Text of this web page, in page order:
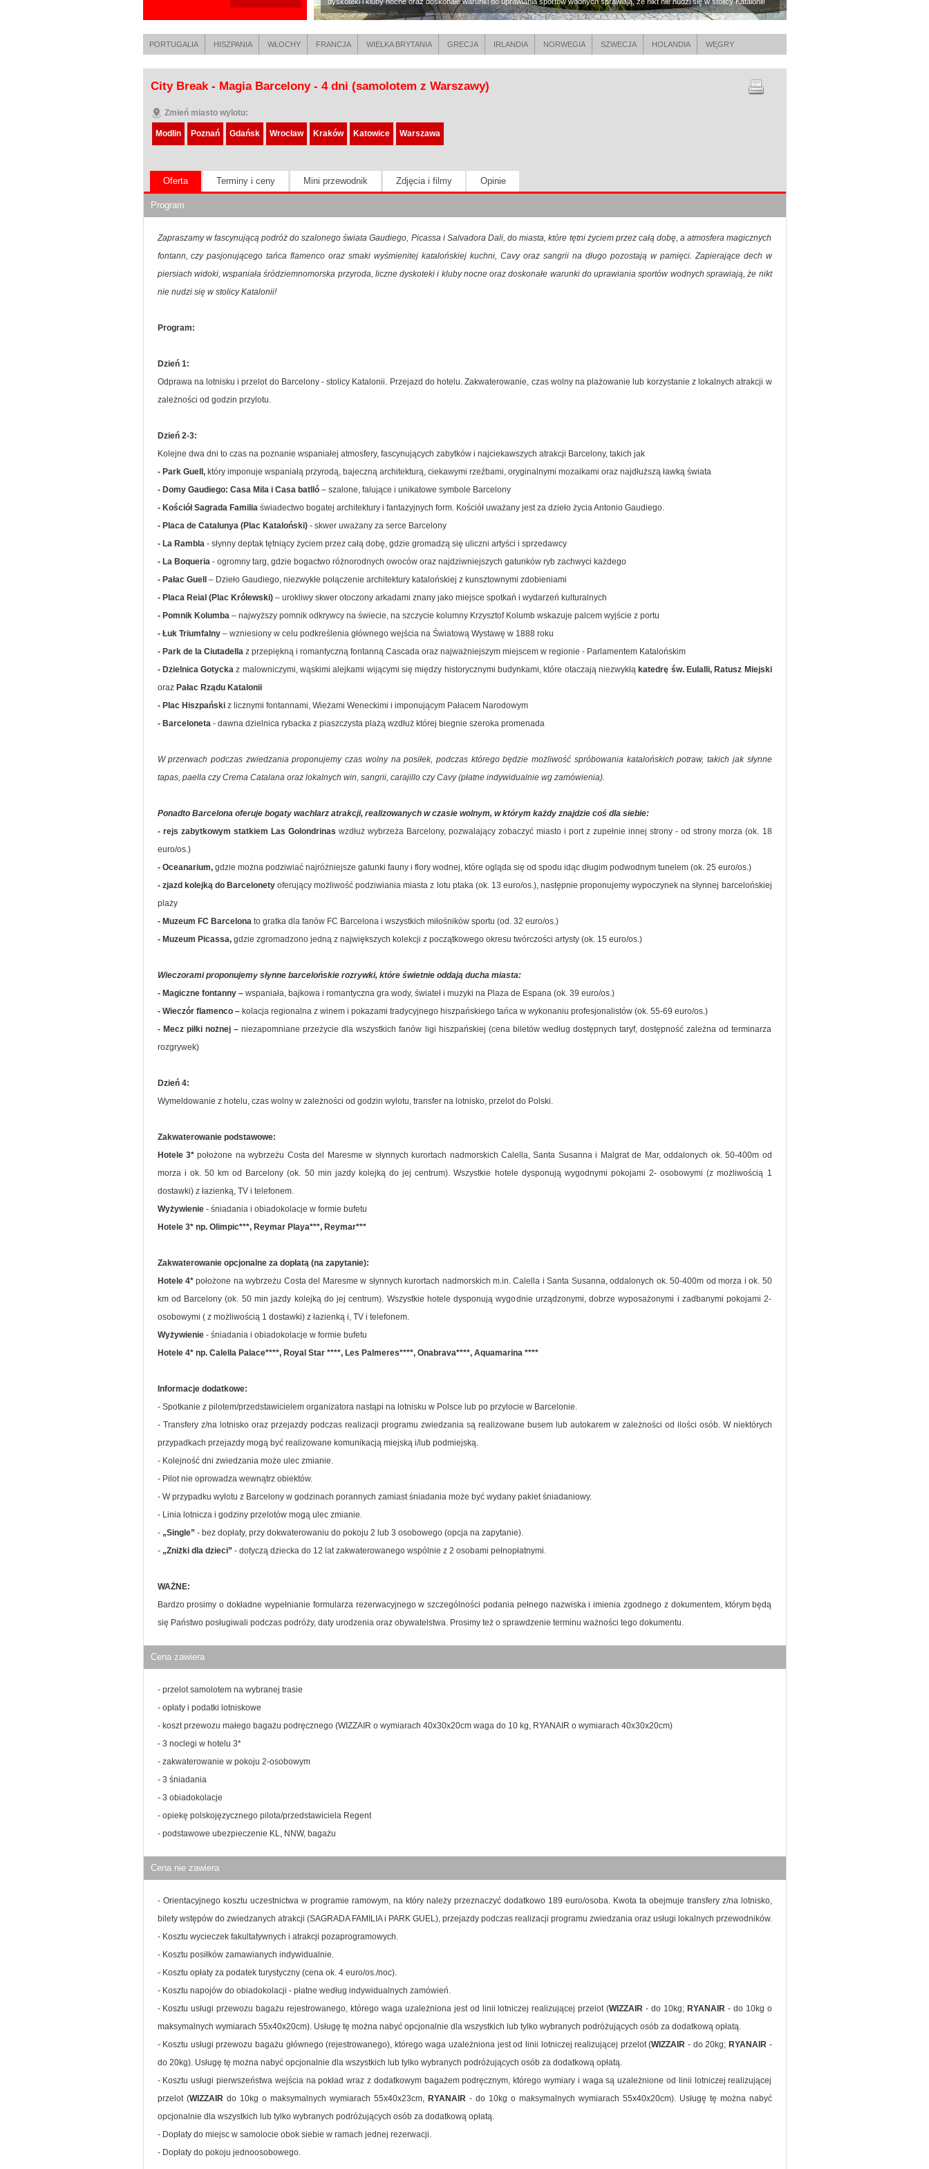
PORTUGALIA HISZPANIA WŁOCHY FRANCJA WIELKA BRYTANIA GRECJA IRLANDIA NORWEGIA SZWECJA HOLANDIA WĘGRY
City Break - Magia Barcelony - 4 dni (samolotem z Warszawy)
Zmień miasto wylotu:
Modlin Poznań Gdańsk Wrocław Kraków Katowice Warszawa
Oferta Terminy i ceny Mini przewodnik Zdjęcia i filmy Opinie
Program
Zapraszamy w fascynującą podróż do szalonego świata Gaudiego, Picassa i Salvadora Dali, do miasta, które tętni życiem przez całą dobę, a atmosfera magicznych
fontann, czy pasjonującego tańca flamenco oraz smaki wyśmienitej katalońskiej kuchni, Cavy oraz sangrii na długo pozostają w pamięci. Zapierające dech w
piersiach widoki, wspaniała śródziemnomorska przyroda, liczne dyskoteki i kluby nocne oraz doskonałe warunki do uprawiania sportów wodnych sprawiają, że nikt
nie nudzi się w stolicy Katalonii!
Program:
Dzień 1:
Odprawa na lotnisku i przelot do Barcelony - stolicy Katalonii. Przejazd do hotelu. Zakwaterowanie, czas wolny na plażowanie lub korzystanie z lokalnych atrakcji w
zależności od godzin przylotu.
Dzień 2-3:
Kolejne dwa dni to czas na poznanie wspaniałej atmosfery, fascynujących zabytków i najciekawszych atrakcji Barcelony, takich jak
- Park Guell, który imponuje wspaniałą przyrodą, bajeczną architekturą, ciekawymi rzeźbami, oryginalnymi mozaikami oraz najdłuższą ławką świata
- Domy Gaudiego: Casa Mila i Casa batlló – szalone, falujące i unikatowe symbole Barcelony
- Kościół Sagrada Familia świadectwo bogatej architektury i fantazyjnych form. Kościół uważany jest za dzieło życia Antonio Gaudiego.
- Placa de Catalunya (Plac Kataloński) - skwer uważany za serce Barcelony
- La Rambla - słynny deptak tętniący życiem przez całą dobę, gdzie gromadzą się uliczni artyści i sprzedawcy
- La Boqueria - ogromny targ, gdzie bogactwo różnorodnych owoców oraz najdziwniejszych gatunków ryb zachwyci każdego
- Pałac Guell – Dzieło Gaudiego, niezwykłe połączenie architektury katalońskiej z kunsztownymi zdobieniami
- Placa Reial (Plac Królewski) – urokliwy skwer otoczony arkadami znany jako miejsce spotkań i wydarzeń kulturalnych
- Pomnik Kolumba – najwyższy pomnik odkrywcy na świecie, na szczycie kolumny Krzysztof Kolumb wskazuje palcem wyjście z portu
- Łuk Triumfalny – wzniesiony w celu podkreślenia głównego wejścia na Światową Wystawę w 1888 roku
- Park de la Ciutadellaz przepiękną i romantyczną fontanną Cascada oraz najważniejszym miejscem w regionie - Parlamentem Katalońskim
- Dzielnica Gotyckaz malowniczymi, wąskimi alejkami wijącymi się między historycznymi budynkami, które otaczają niezwykłą katedrę św. Eulalli, Ratusz Miejski
oraz Pałac Rządu Katalonii
- Plac Hiszpański z licznymi fontannami, Wieżami Weneckimi i imponującym Pałacem Narodowym
- Barceloneta - dawna dzielnica rybacka z piaszczysta plażą wzdłuż której biegnie szeroka promenada
W przerwach podczas zwiedzania proponujemy czas wolny na posiłek, podczas którego będzie możliwość spróbowania katalońskich potraw, takich jak słynne
tapas, paella czy Crema Catalana oraz lokalnych win, sangrii, carajillo czy Cavy (płatne indywidualnie wg zamówienia).
Ponadto Barcelona oferuje bogaty wachlarz atrakcji, realizowanych w czasie wolnym, w którym każdy znajdzie coś dla siebie:
- rejs zabytkowym statkiem Las Golondrinas wzdłuż wybrzeża Barcelony, pozwalający zobaczyć miasto i port z zupełnie innej strony - od strony morza (ok. 18
euro/os.)
- Oceanarium, gdzie można podziwiać najróżniejsze gatunki fauny i flory wodnej, które ogląda się od spodu idąc długim podwodnym tunelem (ok. 25 euro/os.)
- zjazd kolejką do Barcelonety oferujący możliwość podziwiania miasta z lotu ptaka (ok. 13 euro/os.), następnie proponujemy wypoczynek na słynnej barcelońskiej
plaży
- Muzeum FC Barcelonato gratka dla fanów FC Barcelona i wszystkich miłośników sportu (od. 32 euro/os.)
- Muzeum Picassa, gdzie zgromadzono jedną z największych kolekcji z początkowego okresu twórczości artysty (ok. 15 euro/os.)
Wieczorami proponujemy słynne barcelońskie rozrywki, które świetnie oddają ducha miasta:
- Magiczne fontanny –wspaniała, bajkowa i romantyczna gra wody, świateł i muzyki na Plaza de Espana (ok. 39 euro/os.)
- Wieczór flamenco –kolacja regionalna z winem i pokazami tradycyjnego hiszpańskiego tańca w wykonaniu profesjonalistów (ok. 55-69 euro/os.)
- Mecz piłki nożnej – niezapomniane przeżycie dla wszystkich fanów ligi hiszpańskiej (cena biletów według dostępnych taryf, dostępność zależna od terminarza
rozgrywek)
Dzień 4:
Wymeldowanie z hotelu, czas wolny w zależności od godzin wylotu, transfer na lotnisko, przelot do Polski.
Zakwaterowanie podstawowe:
Hotele 3*położone na wybrzeżu Costa del Maresme w słynnych kurortach nadmorskich Calella, Santa Susanna i Malgrat de Mar, oddalonych ok. 50-400m od
morza i ok. 50 km od Barcelony (ok. 50 min jazdy kolejką do jej centrum). Wszystkie hotele dysponują wygodnymi pokojami 2- osobowymi (z możliwością 1
dostawki) z łazienką, TV i telefonem.
Wyżywienie- śniadania i obiadokolacje w formie bufetu
Hotele 3* np. Olimpic***, Reymar Playa***, Reymar***
Zakwaterowanie opcjonalne za dopłatą (na zapytanie):
Hotele 4*położone na wybrzeżu Costa del Maresme w słynnych kurortach nadmorskich m.in. Calella i Santa Susanna, oddalonych ok. 50-400m od morza i ok. 50
km od Barcelony (ok. 50 min jazdy kolejką do jej centrum). Wszystkie hotele dysponują wygodnie urządzonymi, dobrze wyposażonymi i zadbanymi pokojami 2-
osobowymi ( z możliwością 1 dostawki) z łazienką i, TV i telefonem.
Wyżywienie- śniadania i obiadokolacje w formie bufetu
Hotele 4* np. Calella Palace****, Royal Star ****, Les Palmeres****, Onabrava****, Aquamarina ****
Informacje dodatkowe:
- Spotkanie z pilotem/przedstawicielem organizatora nastąpi na lotnisku w Polsce lub po przylocie w Barcelonie.
- Transfery z/na lotnisko oraz przejazdy podczas realizacji programu zwiedzania są realizowane busem lub autokarem w zależności od ilości osób. W niektórych
przypadkach przejazdy mogą być realizowane komunikacją miejską i/lub podmiejską.
- Kolejność dni zwiedzania może ulec zmianie.
- Pilot nie oprowadza wewnątrz obiektów.
- W przypadku wylotu z Barcelony w godzinach porannych zamiast śniadania może być wydany pakiet śniadaniowy.
- Linia lotnicza i godziny przelotów mogą ulec zmianie.
-„Single” - bez dopłaty, przy dokwaterowaniu do pokoju 2 lub 3 osobowego (opcja na zapytanie).
- „Zniżki dla dzieci” - dotyczą dziecka do 12 lat zakwaterowanego wspólnie z 2 osobami pełnopłatnymi.
WAŻNE:
Bardzo prosimy o dokładne wypełnianie formularza rezerwacyjnego w szczególności podania pełnego nazwiska i imienia zgodnego z dokumentem, którym będą
się Państwo posługiwali podczas podróży, daty urodzenia oraz obywatelstwa. Prosimy też o sprawdzenie terminu ważności tego dokumentu.
Cena zawiera
- przelot samolotem na wybranej trasie
- opłaty i podatki lotniskowe
- koszt przewozu małego bagażu podręcznego (WIZZAIR o wymiarach 40x30x20cm waga do 10 kg, RYANAIR o wymiarach 40x30x20cm)
- 3 noclegi w hotelu 3*
- zakwaterowanie w pokoju 2-osobowym
- 3 śniadania
- 3 obiadokolacje
- opiekę polskojęzycznego pilota/przedstawiciela Regent
- podstawowe ubezpieczenie KL, NNW, bagażu
Cena nie zawiera
- Orientacyjnego kosztu uczestnictwa w programie ramowym, na który należy przeznaczyć dodatkowo 189 euro/osoba. Kwota ta obejmuje transfery z/na lotnisko,
bilety wstępów do zwiedzanych atrakcji (SAGRADA FAMILIA i PARK GUEL), przejazdy podczas realizacji programu zwiedzania oraz usługi lokalnych przewodników.
- Kosztu wycieczek fakultatywnych i atrakcji pozaprogramowych.
- Kosztu posiłków zamawianych indywidualnie.
- Kosztu opłaty za podatek turystyczny (cena ok. 4 euro/os./noc).
- Kosztu napojów do obiadokolacji - płatne według indywidualnych zamówień.
- Kosztu usługi przewozu bagażu rejestrowanego, którego waga uzależniona jest od linii lotniczej realizującej przelot (WIZZAIR - do 10kg; RYANAIR- do 10kg o
maksymalnych wymiarach 55x40x20cm). Usługę tę można nabyć opcjonalnie dla wszystkich lub tylko wybranych podróżujących osób za dodatkową opłatą.
- Kosztu usługi przewozu bagażu głównego (rejestrowanego), którego waga uzależniona jest od linii lotniczej realizującej przelot (WIZZAIR - do 20kg; RYANAIR-
do 20kg). Usługę tę można nabyć opcjonalnie dla wszystkich lub tylko wybranych podróżujących osób za dodatkową opłatą.
- Kosztu usługi pierwszeństwa wejścia na pokład wraz z dodatkowym bagażem podręcznym, którego wymiary i waga są uzależnione od linii lotniczej realizującej
przelot (WIZZAIRdo 10kg o maksymalnych wymiarach 55x40x23cm, RYANAIR- do 10kg o maksymalnych wymiarach 55x40x20cm). Usługę tę można nabyć
opcjonalnie dla wszystkich lub tylko wybranych podróżujących osób za dodatkową opłatą.
- Dopłaty do miejsc w samolocie obok siebie w ramach jednej rezerwacji.
- Dopłaty do pokoju jednoosobowego.